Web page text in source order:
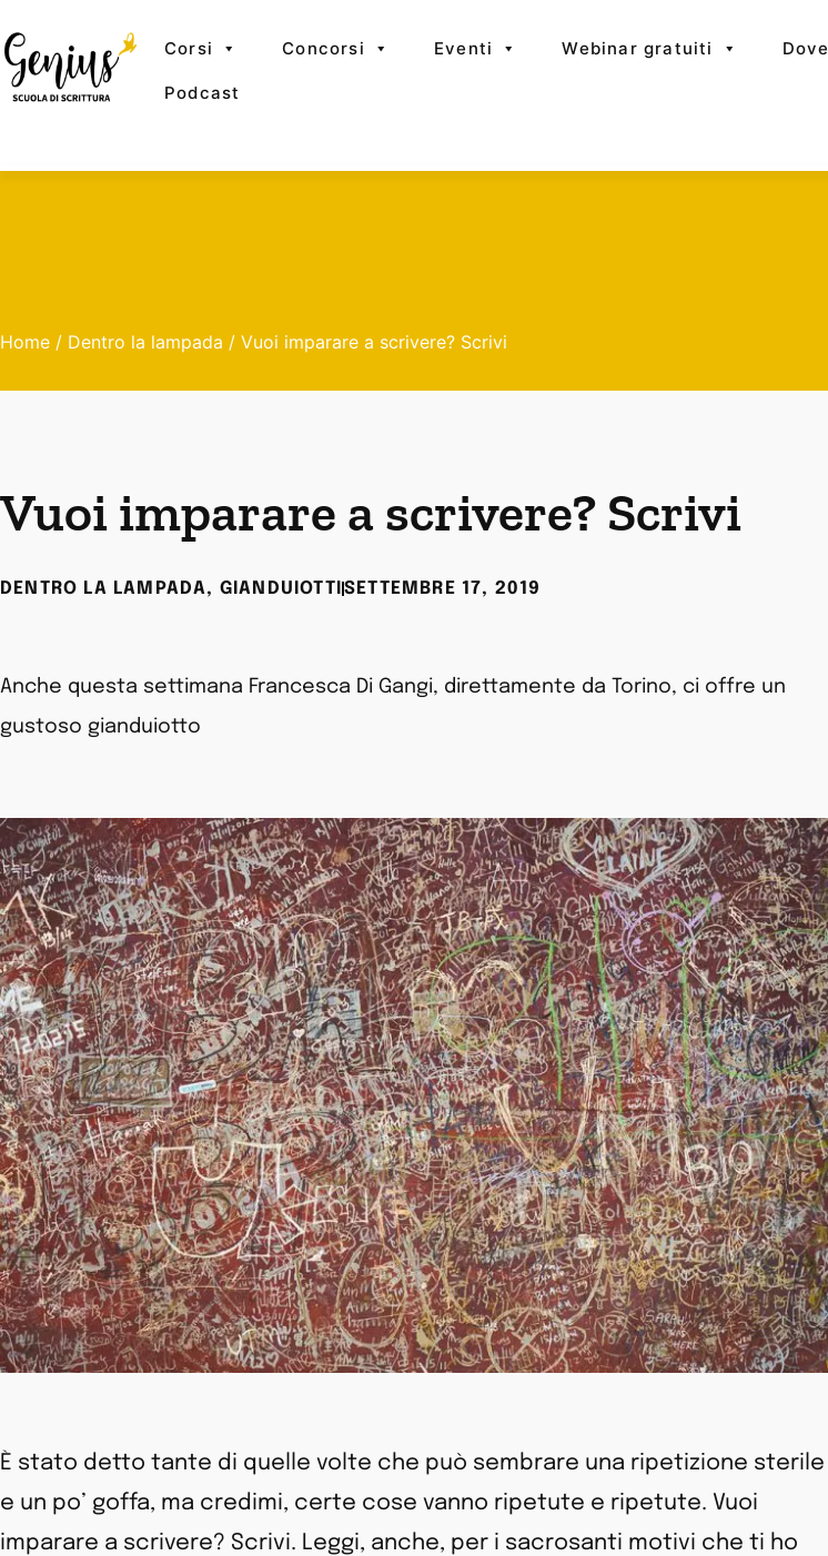
Corsi Concorsi Eventi Webinar gratuiti Dove
Podcast
Home / Dentro la lampada / Vuoi imparare a scrivere? Scrivi
Vuoi imparare a scrivere? Scrivi
DENTRO LA LAMPADA, GIANDUIOTTI SETTEMBRE 17, 2019
Anche questa settimana Francesca Di Gangi, direttamente da Torino, ci offre un
gustoso gianduiotto
È stato detto tante di quelle volte che può sembrare una ripetizione sterile
e un po’ goffa, ma credimi, certe cose vanno ripetute e ripetute. Vuoi
imparare a scrivere? Scrivi. Leggi, anche, per i sacrosanti motivi che ti ho